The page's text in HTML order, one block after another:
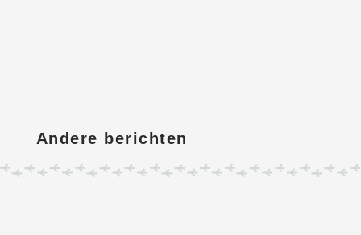
Andere berichten